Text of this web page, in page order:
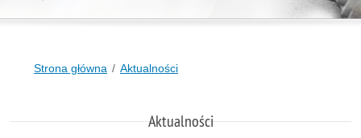
Strona główna Aktualności
Aktualności